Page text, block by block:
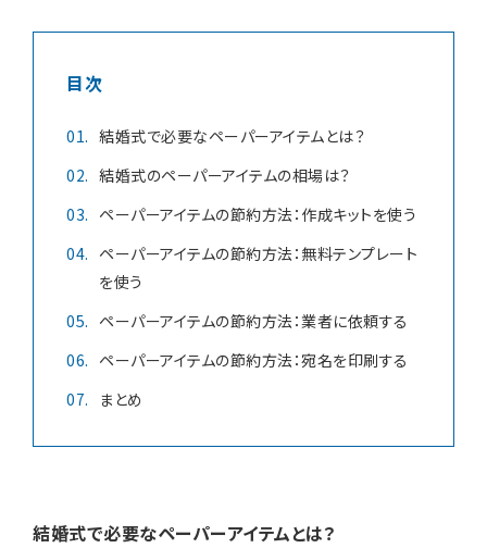
無料相談お申込み
資料請求 お問合せ
目次
結婚式で必要なペーパーアイテムとは？
結婚式のペーパーアイテムの相場は？
ペーパーアイテムの節約方法：作成キットを使う
ペーパーアイテムの節約方法：無料テンプレート
を使う
ペーパーアイテムの節約方法：業者に依頼する
ペーパーアイテムの節約方法：宛名を印刷する
まとめ
結婚式で必要なペーパーアイテムとは？